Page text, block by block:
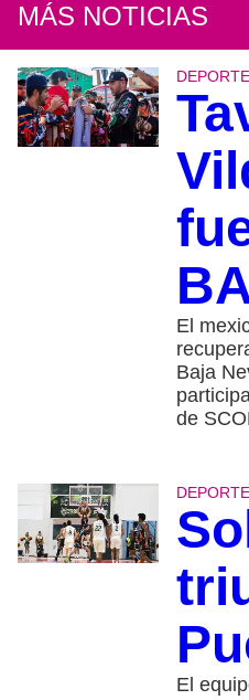
MÁS NOTICIAS
El
Baja
de
El